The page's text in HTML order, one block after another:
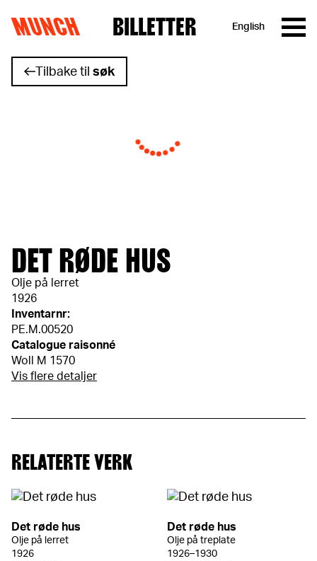
Hopp til innhold
MUNCH BILLETTER English
Tilbake til søk
DET RØDE HUS
Olje på lerret
1926
Inventarnr:
PE.M.00520
Catalogue raisonné
Woll M 1570
Vis flere detaljer
RELATERTE VERK
Det røde hus
Olje på lerret
1926
Det røde hus
Olje på treplate
1926–1930